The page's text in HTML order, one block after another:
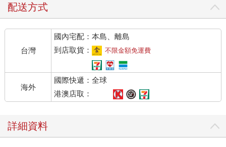
了你在談判中的表現。
鮑伯先生家的那部老冰箱已經壞了，也不可能修復了，於是他決
定去買台新的。 他從存摺中取出僅有的450.00美元。 也就是說，
要買一台新的冰箱，他最多只能出到450.00美元。
他再三選擇，後來在全美電器商店看中了一台標價489.95美元的
冰箱。 他很喜歡。 你知道，全美電器商店是明碼標價的商店，他
們不跟客人講價。 可是，最後鮑伯先生就是用他僅有的450.00美
元買到了這台心愛的冰箱。
他達到了目標，那是因為他先定出了目標。
配送方式
台灣
國內宅配：本島、離島
到店取貨：
不限金額免運費
海外
國際快遞：全球
港澳店取：
詳細資料